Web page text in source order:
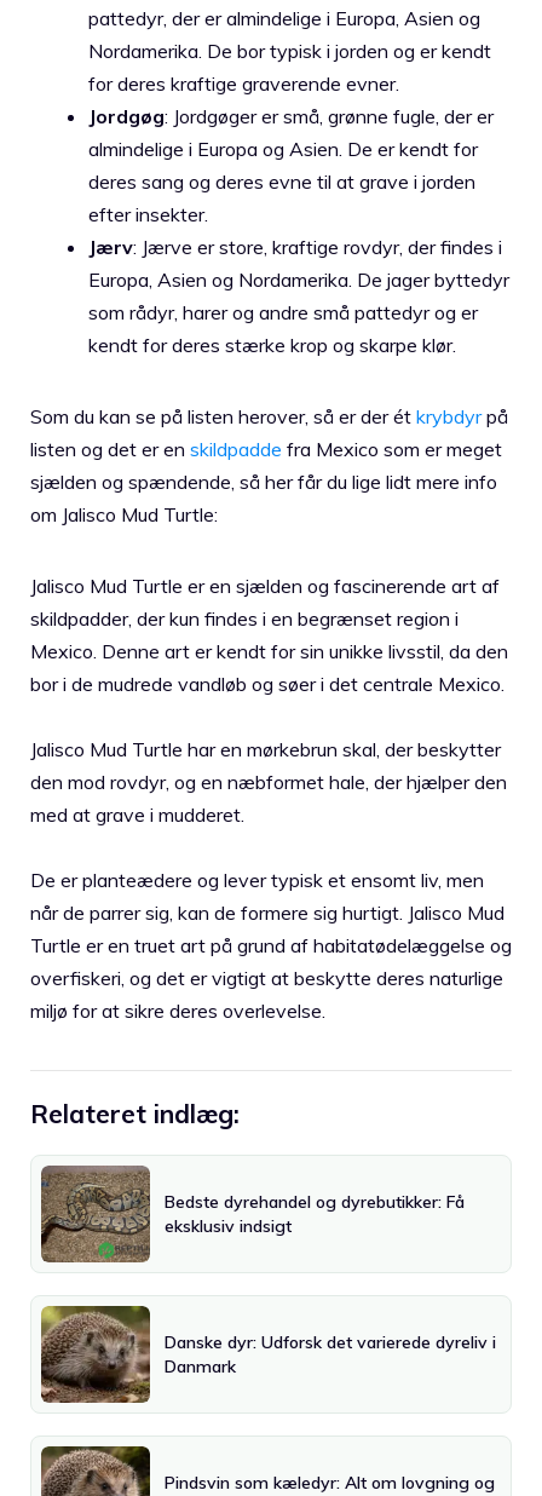
pattedyr, der er almindelige i Europa, Asien og
Nordamerika. De bor typisk i jorden og er kendt
for deres kraftige graverende evner.
Jordgøg: Jordgøger er små, grønne fugle, der er
almindelige i Europa og Asien. De er kendt for
deres sang og deres evne til at grave i jorden
efter insekter.
Jærv: Jærve er store, kraftige rovdyr, der findes i
Europa, Asien og Nordamerika. De jager byttedyr
som rådyr, harer og andre små pattedyr og er
kendt for deres stærke krop og skarpe klør.
Som du kan se på listen herover, så er der ét krybdyrpå
listen og det er en skildpadde fra Mexico som er meget
sjælden og spændende, så her får du lige lidt mere info
om Jalisco Mud Turtle:
Jalisco Mud Turtle er en sjælden og fascinerende art af
skildpadder, der kun findes i en begrænset region i
Mexico. Denne art er kendt for sin unikke livsstil, da den
bor i de mudrede vandløb og søer i det centrale Mexico.
Jalisco Mud Turtle har en mørkebrun skal, der beskytter
den mod rovdyr, og en næbformet hale, der hjælper den
med at grave i mudderet.
De er planteædere og lever typisk et ensomt liv, men
når de parrer sig, kan de formere sig hurtigt. Jalisco Mud
Turtle er en truet art på grund af habitatødelæggelse og
overfiskeri, og det er vigtigt at beskytte deres naturlige
miljø for at sikre deres overlevelse.
Relateret indlæg:
Bedste dyrehandel og dyrebutikker: Få
eksklusiv indsigt
Danske dyr: Udforsk det varierede dyreliv i
Danmark
Pindsvin som kæledyr: Alt om lovgning og